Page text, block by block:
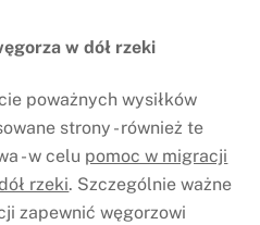
w dół rzeki
poważnych wysiłków
strony - również te
- w celu pomoc w migracji
rzeki. Szczególnie ważne
zapewnić węgorzowi